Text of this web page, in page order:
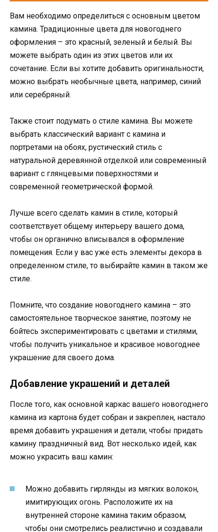
Вам необходимо определиться с основным цветом
камина. Традиционные цвета для новогоднего
оформления – это красный, зеленый и белый. Вы
можете выбрать один из этих цветов или их
сочетание. Если вы хотите добавить оригинальности,
можно выбрать необычные цвета, например, синий
или серебряный.
Также стоит подумать о стиле камина. Вы можете
выбрать классический вариант с камина и
портретами на обоях, рустический стиль с
натуральной деревянной отделкой или современный
вариант с глянцевыми поверхностями и
современной геометрической формой.
Лучше всего сделать камин в стиле, который
соответствует общему интерьеру вашего дома,
чтобы он органично вписывался в оформление
помещения. Если у вас уже есть элементы декора в
определенном стиле, то выбирайте камин в таком же
стиле.
Помните, что создание новогоднего камина – это
самостоятельное творческое занятие, поэтому не
бойтесь экспериментировать с цветами и стилями,
чтобы получить уникальное и красивое новогоднее
украшение для своего дома.
Добавление украшений и деталей
После того, как основной каркас вашего новогоднего
камина из картона будет собран и закреплен, настало
время добавить украшения и детали, чтобы придать
камину праздничный вид. Вот несколько идей, как
можно украсить ваш камин:
Можно добавить гирлянды из мягких волокон,
имитирующих огонь. Расположите их на
внутренней стороне камина таким образом,
чтобы они смотрелись реалистично и создавали